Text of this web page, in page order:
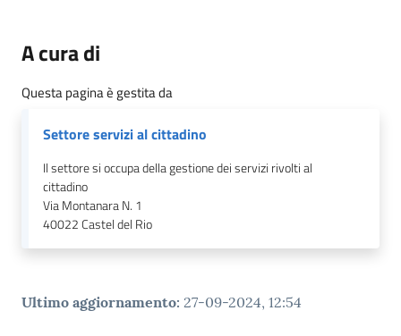
A cura di
Questa pagina è gestita da
Settore servizi al cittadino
Il settore si occupa della gestione dei servizi rivolti al
cittadino
Via Montanara N. 1
40022Castel del Rio
Ultimo aggiornamento: 27-09-2024, 12:54